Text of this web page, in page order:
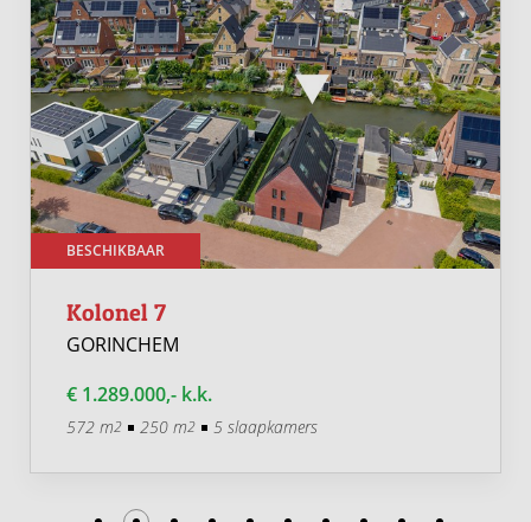
BESCHIKBAAR
Kolonel 7
GORINCHEM
€ 1.289.000,- k.k.
572 m2 250 m2 5 slaapkamers